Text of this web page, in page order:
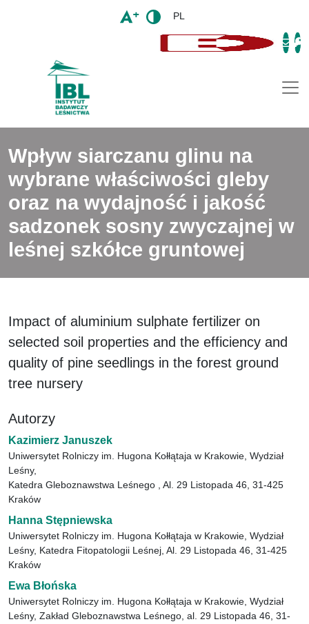
PL
Wpływ siarczanu glinu na
wybrane właściwości gleby
oraz na wydajność i jakość
sadzonek sosny zwyczajnej w
leśnej szkółce gruntowej
Impact of aluminium sulphate fertilizer on
selected soil properties and the efficiency and
quality of pine seedlings in the forest ground
tree nursery
Autorzy
Kazimierz Januszek
Uniwersytet Rolniczy im. Hugona Kołłątaja w Krakowie, Wydział
Leśny,
Katedra Gleboznawstwa Leśnego , Al. 29 Listopada 46, 31-425
Kraków
Hanna Stępniewska
Uniwersytet Rolniczy im. Hugona Kołłątaja w Krakowie, Wydział
Leśny, Katedra Fitopatologii Leśnej, Al. 29 Listopada 46, 31-425
Kraków
Ewa Błońska
Uniwersytet Rolniczy im. Hugona Kołłątaja w Krakowie, Wydział
Leśny, Zakład Gleboznawstwa Leśnego, al. 29 Listopada 46, 31-